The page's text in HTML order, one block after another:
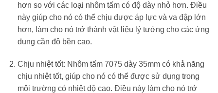
hơn so với các loại nhôm tấm có độ dày nhỏ hơn. Điều
này giúp cho nó có thể chịu được áp lực và va đập lớn
hơn, làm cho nó trở thành vật liệu lý tưởng cho các ứng
dụng cần độ bền cao.
Chịu nhiệt tốt: Nhôm tấm 7075 dày 35mm có khả năng
chịu nhiệt tốt, giúp cho nó có thể được sử dụng trong
môi trường có nhiệt độ cao. Điều này làm cho nó trở